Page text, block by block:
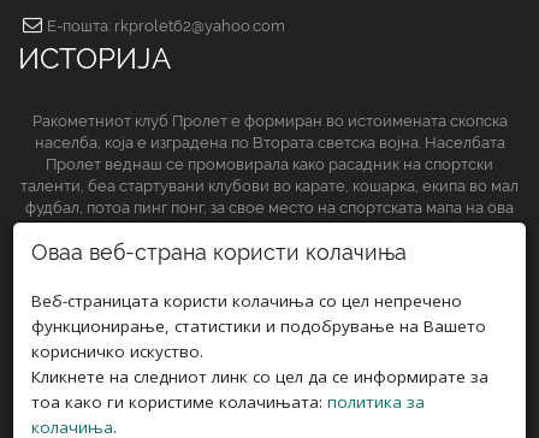
Е-пошта: rkprolet62@yahoo.com
ИСТОРИЈА
Ракометниот клуб Пролет е формиран во истоимената скопска
населба, која е изградена по Втората светска војна. Населбата
Пролет веднаш се промовирала како расадник на спортски
таленти, беа стартувани клубови во карате, кошарка, екипа во мал
фудбал, потоа пинг понг, за свое место на спортската мапа на ова
спортско друштво да обезбеди и ракометниот клуб.
СЛЕДЕТЕ НЀ НА
Оваа веб-страна користи колачиња
Веб-страницата користи колачиња со цел непречено
функционирање, статистики и подобрување на Вашето
корисничко искуство.
Кликнете на следниот линк со цел да се информирате за
тоа како ги користиме колачињата: политика за
колачиња.